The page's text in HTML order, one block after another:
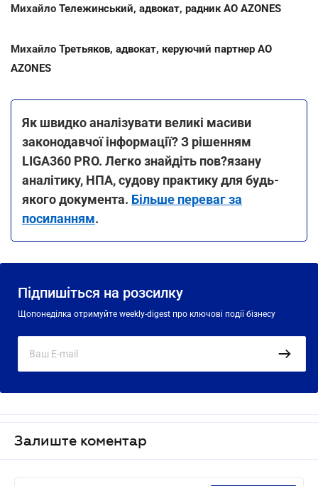
Михайло Тележинський, адвокат, радник AO AZONES
Михайло Третьяков, адвокат, керуючий партнер AO
AZONES
Як швидко аналізувати великі масиви
законодавчої інформації? З рішенням
LIGA360 PRO. Легко знайдіть пов?язану
аналітику, НПА, судову практику для будь-
якого документа. Більше переваг за
посиланням.
Підпишіться на розсилку
Щопонеділка отримуйте weekly-digest про ключові події бізнесу
Залиште коментар